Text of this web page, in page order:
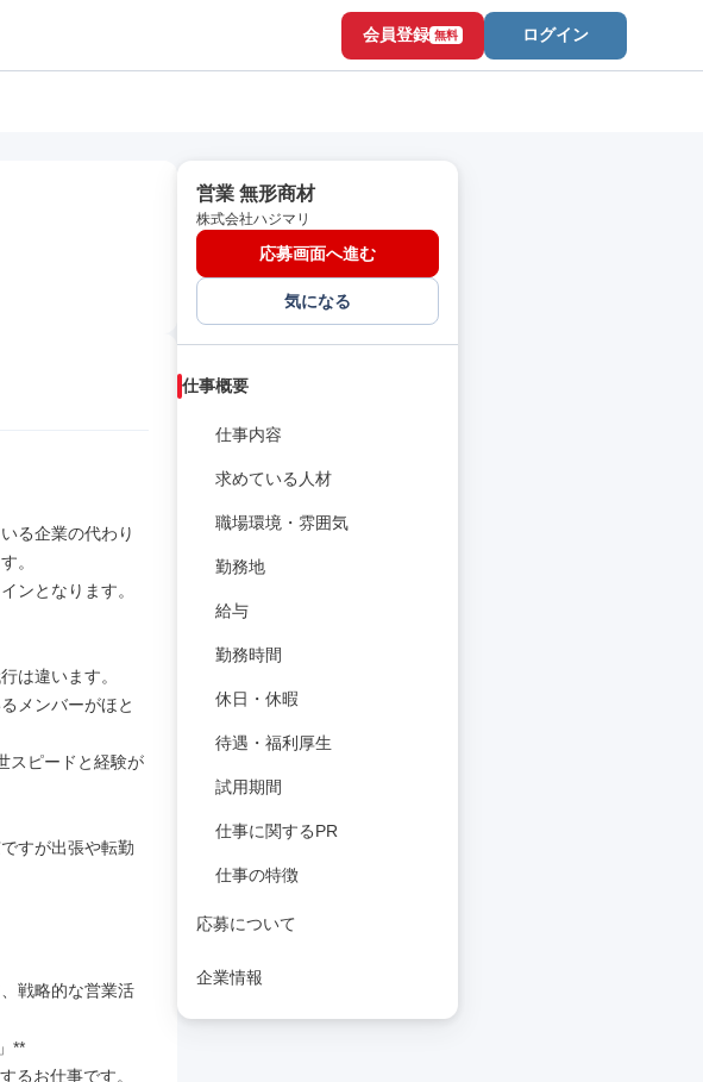
会員登録 無料 ログイン
る企業の代わり
。
ンとなります。
は違います。
メンバーがほと
スピードと経験が
すが出張や転勤
戦略的な営業活
**
るお仕事です。
営業 無形商材
株式会社ハジマリ
応募画面へ進む
気になる
仕事概要
仕事内容
求めている人材
職場環境・雰囲気
勤務地
給与
勤務時間
休日・休暇
待遇・福利厚生
試用期間
仕事に関するPR
仕事の特徴
応募について
企業情報